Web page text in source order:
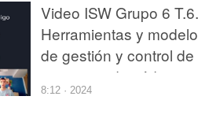
Video ISW Grupo 6 T.6.
Herramientas y
de gestión y control de
versiones de código.
8:12 · 2024